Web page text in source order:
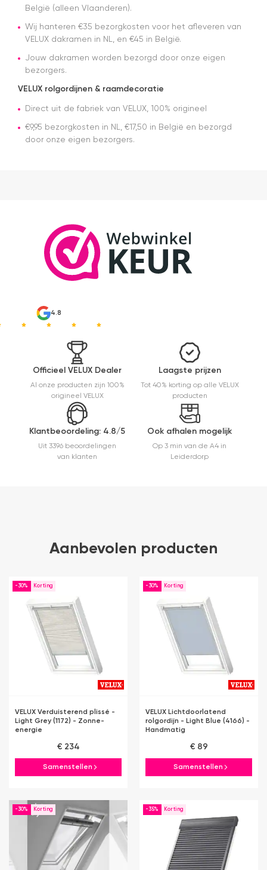
levering
tip.. heb nu
dakraam
gekocht.
Maar
installatie
is echt
heel
veel
mooier uit
en kreukt
inrollen.
België (alleen Vlaanderen).
Wij hanteren €35 bezorgkosten voor het afleveren van
VELUX dakramen in NL, en €45 in België.
Jouw dakramen worden bezorgd door onze eigen
bezorgers.
VELUX rolgordijnen & raamdecoratie
Direct uit de fabriek van VELUX, 100% origineel
€9,95 bezorgkosten in NL, €17,50 in België en bezorgd
door onze eigen bezorgers.
4.8
Officieel VELUX Dealer
Al onze producten zijn 100%
origineel VELUX
Laagste prijzen
Tot 40% korting op alle VELUX
producten
Klantbeoordeling: 4.8/5
Uit 3396 beoordelingen
van klanten
Ook afhalen mogelijk
Op 3 min van de A4 in
Leiderdorp
Aanbevolen producten
-30%
VELUX Verduisterend plissé -
Light Grey (1172) - Zonne-
energie
€ 234
Samenstellen
-30%
VELUX Lichtdoorlatend
rolgordijn - Light Blue (4166) -
Handmatig
€ 89
Samenstellen
-30% -35%